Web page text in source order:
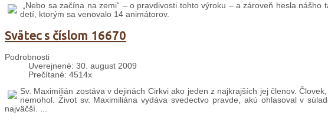
„Nebo sa začína na zemi“ – o pravdivosti tohto výroku – a zároveň hesla
detí, ktorým sa venovalo 14 animátorov.
Svätec s číslom 16670
Podrobnosti
Uverejnené: 30. august 2009
Prečítané: 4514x
Sv. Maximilián zostáva v dejinách Cirkvi ako jeden z najkrajších jej členov.
nemohol. Život sv. Maximiliána vydáva svedectvo pravde, akú ohlasoval v
najväčší. ...